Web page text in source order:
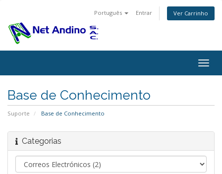
Português Entrar Ver Carrinho
Base de Conhecimento
Suporte Base de Conhecimento
Categorias